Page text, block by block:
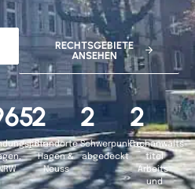
RECHTSGEBIETE
ANSEHEN
2
Standorte
Hagen &
Neuss
2
Schwerpunkte
abgedeckt
2
Fachanwalts­
titel
Arbeits-
und